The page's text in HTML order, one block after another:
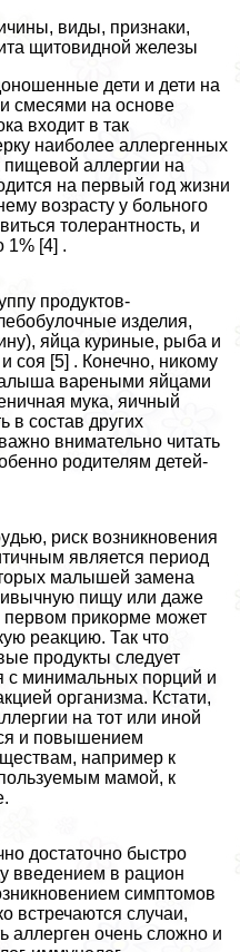
виды, признаки,
щитовидной железы
дети и дети на
смесями на основе
входит в так
наиболее аллергенных
пищевой аллергии на
на первый год жизни
возрасту у больного
толерантность, и
1% [4] .
продуктов-
изделия,
яйца куриные, рыба и
соя [5] . Конечно, никому
вареными яйцами
мука, яичный
в состав других
внимательно читать
родителям детей-
риск возникновения
является период
малышей замена
пищу или даже
прикорме может
реакцию. Так что
продукты следует
с минимальных порций и
организма. Кстати,
на тот или иной
и повышением
например к
мамой, к
достаточно быстро
введением в рацион
симптомов
встречаются случаи,
аллерген очень сложно и